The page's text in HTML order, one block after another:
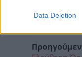
Data Deletion